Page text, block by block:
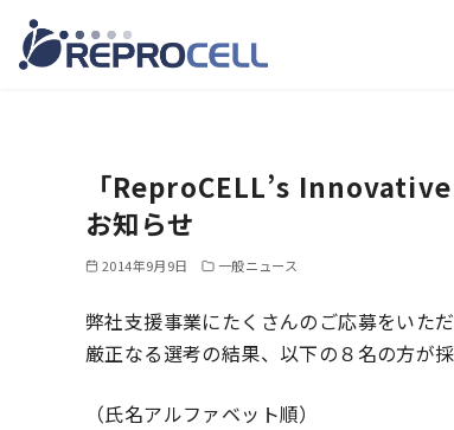
「ReproCELL’s
お知らせ
2014年9月9日 一般ニュース
弊社支援事業にたくさんのご応募をいた
厳正なる選考の結果、以下の８名の方が
（氏名アルファベット順）